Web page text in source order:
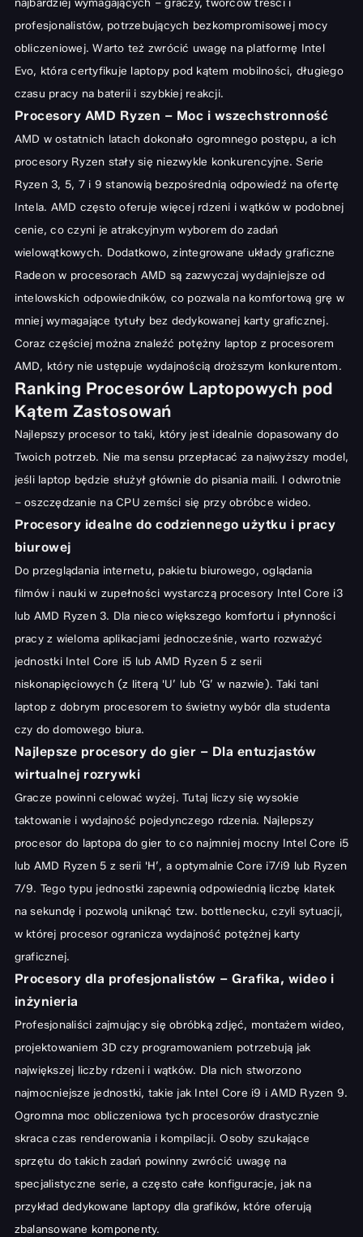
najbardziej wymagających – graczy, twórców treści i
profesjonalistów, potrzebujących bezkompromisowej mocy
obliczeniowej. Warto też zwrócić uwagę na platformę Intel
Evo, która certyfikuje laptopy pod kątem mobilności, długiego
czasu pracy na baterii i szybkiej reakcji.
Procesory AMD Ryzen – Moc i wszechstronność
AMD w ostatnich latach dokonało ogromnego postępu, a ich
procesory Ryzen stały się niezwykle konkurencyjne. Serie
Ryzen 3, 5, 7 i 9 stanowią bezpośrednią odpowiedź na ofertę
Intela. AMD często oferuje więcej rdzeni i wątków w podobnej
cenie, co czyni je atrakcyjnym wyborem do zadań
wielowątkowych. Dodatkowo, zintegrowane układy graficzne
Radeon w procesorach AMD są zazwyczaj wydajniejsze od
intelowskich odpowiedników, co pozwala na komfortową grę w
mniej wymagające tytuły bez dedykowanej karty graficznej.
Coraz częściej można znaleźć potężny laptop z procesorem
AMD, który nie ustępuje wydajnością droższym konkurentom.
Ranking Procesorów Laptopowych pod
Kątem Zastosowań
Najlepszy procesor to taki, który jest idealnie dopasowany do
Twoich potrzeb. Nie ma sensu przepłacać za najwyższy model,
jeśli laptop będzie służył głównie do pisania maili. I odwrotnie
– oszczędzanie na CPU zemści się przy obróbce wideo.
Procesory idealne do codziennego użytku i pracy
biurowej
Do przeglądania internetu, pakietu biurowego, oglądania
filmów i nauki w zupełności wystarczą procesory Intel Core i3
lub AMD Ryzen 3. Dla nieco większego komfortu i płynności
pracy z wieloma aplikacjami jednocześnie, warto rozważyć
jednostki Intel Core i5 lub AMD Ryzen 5 z serii
niskonapięciowych (z literą 'U’ lub 'G’ w nazwie). Taki tani
laptop z dobrym procesorem to świetny wybór dla studenta
czy do domowego biura.
Najlepsze procesory do gier – Dla entuzjastów
wirtualnej rozrywki
Gracze powinni celować wyżej. Tutaj liczy się wysokie
taktowanie i wydajność pojedynczego rdzenia. Najlepszy
procesor do laptopa do gier to co najmniej mocny Intel Core i5
lub AMD Ryzen 5 z serii 'H’, a optymalnie Core i7/i9 lub Ryzen
7/9. Tego typu jednostki zapewnią odpowiednią liczbę klatek
na sekundę i pozwolą uniknąć tzw. bottlenecku, czyli sytuacji,
w której procesor ogranicza wydajność potężnej karty
graficznej.
Procesory dla profesjonalistów – Grafika, wideo i
inżynieria
Profesjonaliści zajmujący się obróbką zdjęć, montażem wideo,
projektowaniem 3D czy programowaniem potrzebują jak
największej liczby rdzeni i wątków. Dla nich stworzono
najmocniejsze jednostki, takie jak Intel Core i9 i AMD Ryzen 9.
Ogromna moc obliczeniowa tych procesorów drastycznie
skraca czas renderowania i kompilacji. Osoby szukające
sprzętu do takich zadań powinny zwrócić uwagę na
specjalistyczne serie, a często całe konfiguracje, jak na
przykład dedykowane laptopy dla grafików, które oferują
zbalansowane komponenty.